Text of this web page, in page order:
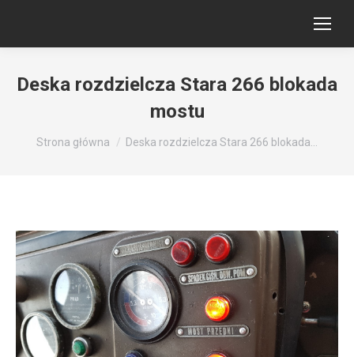
Deska rozdzielcza Stara 266 blokada
mostu
Jesteś tutaj:
Strona główna Deska rozdzielcza Stara 266 blokada…